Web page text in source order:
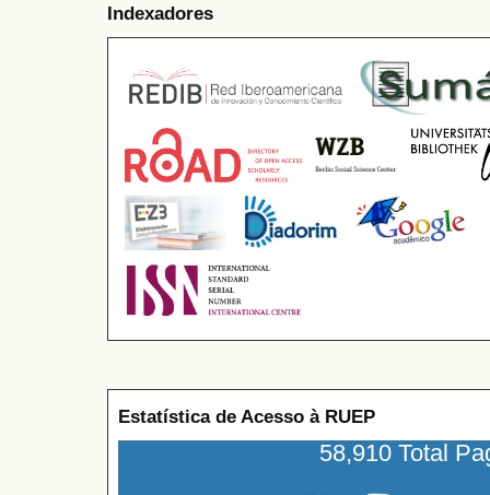
Indexadores
Estatística de Acesso à RUEP
58,910 Total